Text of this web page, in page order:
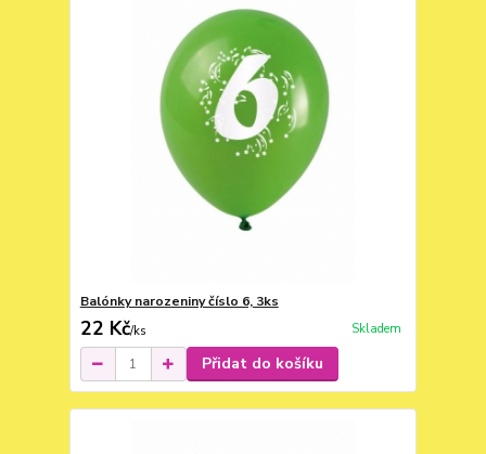
Balónky narozeniny číslo 6, 3ks
22 Kč/ks Skladem
Přidat do košíku